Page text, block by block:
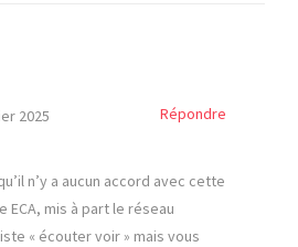
2025
Répondre
n’y a aucun accord avec cette
ECA, mis à part le réseau
« écouter voir » mais vous